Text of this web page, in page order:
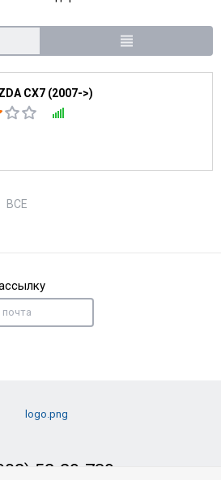
CX7 (2007->)
ВСЕ
52-29-739